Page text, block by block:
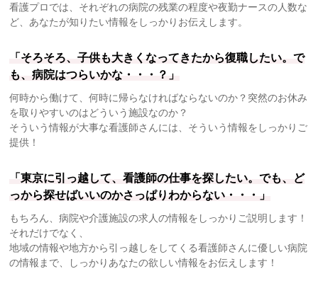
看護プロでは、それぞれの病院の残業の程度や夜勤ナースの人数な
ど、あなたが知りたい情報をしっかりお伝えします。
「そろそろ、子供も大きくなってきたから復職したい。で
も、病院はつらいかな・・・？」
何時から働けて、何時に帰らなければならないのか？突然のお休み
を取りやすいのはどういう施設なのか？
そういう情報が大事な看護師さんには、そういう情報をしっかりご
提供！
「東京に引っ越して、看護師の仕事を探したい。でも、ど
っから探せばいいのかさっぱりわからない・・・」
もちろん、病院や介護施設の求人の情報をしっかりご説明します！
それだけでなく、
地域の情報や地方から引っ越しをしてくる看護師さんに優しい病院
の情報まで、しっかりあなたの欲しい情報をお伝えします！